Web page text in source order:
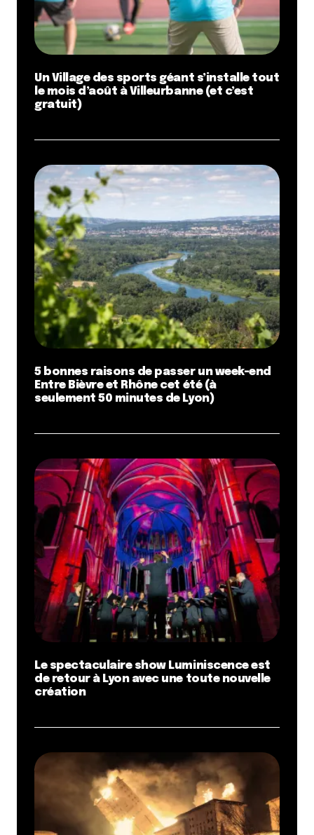
Un Village des sports géant s’installe tout
le mois d’août à Villeurbanne (et c’est
gratuit)
5 bonnes raisons de passer un week-end
Entre Bièvre et Rhône cet été (à
seulement 50 minutes de Lyon)
Le spectaculaire show Luminiscence est
de retour à Lyon avec une toute nouvelle
création